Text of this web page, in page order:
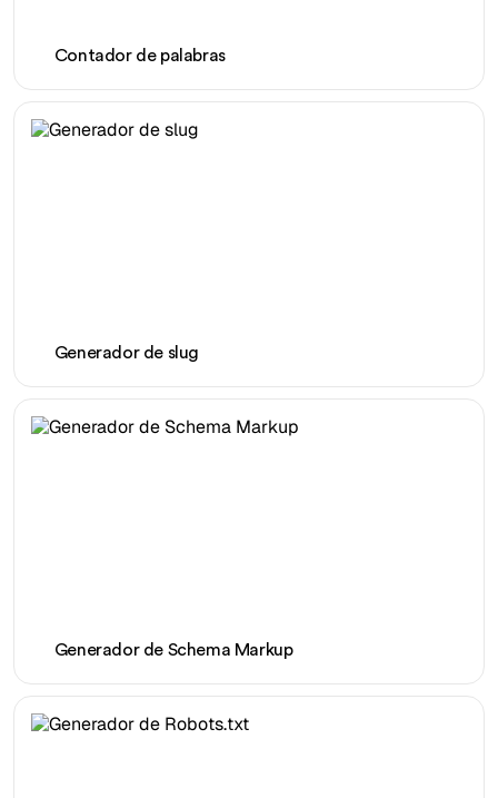
Contador de palabras
Generador de slug
Generador de Schema Markup